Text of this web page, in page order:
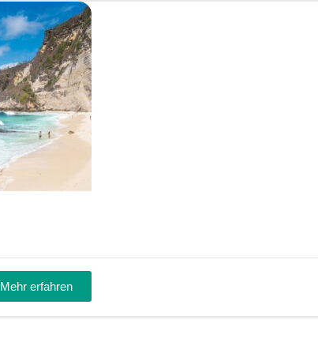
Mehr erfahren